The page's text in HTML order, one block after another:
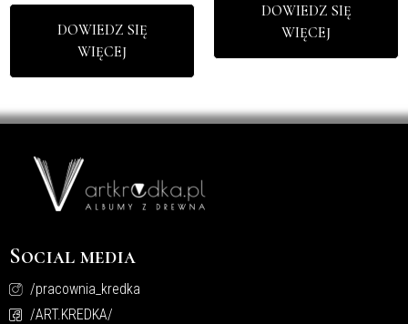
DOWIEDZ SIĘ
WIĘCEJ
DOWIEDZ SIĘ
WIĘCEJ
Social media
/pracownia_kredka
/ART.KREDKA/